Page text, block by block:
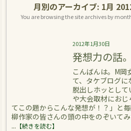
月別のアーカイブ: 1月
You are browsing the site archives by
2012年1月30日
発想力の話。
こんばんは。M岡
て、タケブログ
脱出しホッとし
や大会取材にお
てこの題からこんな発想が！？」と
柳作家の皆さんの頭の中をのぞいて
... 【続きを読む】